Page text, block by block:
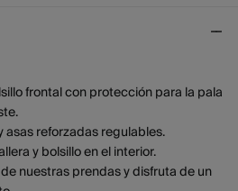
frontal con protección para la pala
reforzadas regulables.
y bolsillo en el interior.
nuestras prendas y disfruta de un